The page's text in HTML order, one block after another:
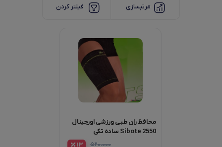
مرتبسازی فیلتر کردن
محافظ ران طبی ورزشی اورجینال
Sibote 2550 ساده تکی
۵۲۰.۰۰۰ 13